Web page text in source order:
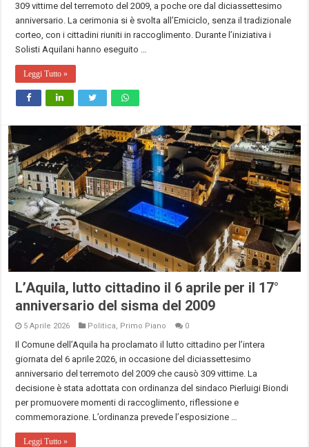
309 vittime del terremoto del 2009, a poche ore dal diciassettesimo
anniversario. La cerimonia si è svolta all’Emiciclo, senza il tradizionale
corteo, con i cittadini riuniti in raccoglimento. Durante l’iniziativa i
Solisti Aquilani hanno eseguito …
Leggi Tutto »
L’Aquila, lutto cittadino il 6 aprile per il 17°
anniversario del sisma del 2009
5 Aprile 2026 Politica, Primo Piano 0
Il Comune dell’Aquila ha proclamato il lutto cittadino per l’intera
giornata del 6 aprile 2026, in occasione del diciassettesimo
anniversario del terremoto del 2009 che causò 309 vittime. La
decisione è stata adottata con ordinanza del sindaco Pierluigi Biondi
per promuovere momenti di raccoglimento, riflessione e
commemorazione. L’ordinanza prevede l’esposizione …
Leggi Tutto »